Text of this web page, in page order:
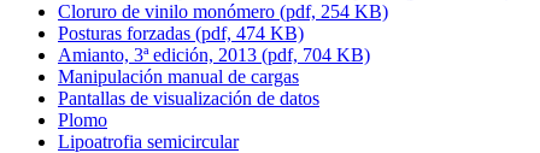
Cloruro de vinilo monómero (pdf, 254 KB)
Posturas forzadas (pdf, 474 KB)
Amianto, 3ª edición, 2013 (pdf, 704 KB)
Manipulación manual de cargas
Pantallas de visualización de datos
Plomo
Lipoatrofia semicircular